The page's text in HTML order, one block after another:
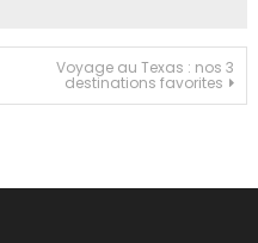
Voyage au Texas : nos 3
destinations favorites